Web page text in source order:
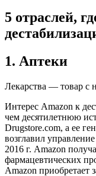
5 отраслей,
1. Аптеки
Лекарства — товар с
Интерес Amazon к
чем десятилетнюю
Drugstore.com, а ее
возглавил
2016 г. Amazon
фармацевтических
Amazon приобретает